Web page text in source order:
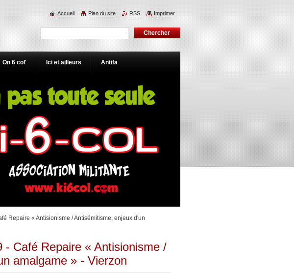
Repaire « Antisionisme / Antisémitisme, enjeux d'un
- Café Repaire « Antisionisme /
amalgame » - Vierzon
On 6 col' Ici et ailleurs Antifa
Accueil Plan du site RSS Imprimer